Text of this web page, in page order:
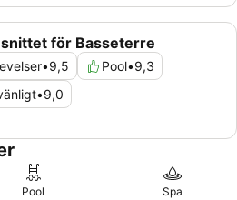
för Basseterre
•9,5 Pool•9,3
•9,0
Pool Spa